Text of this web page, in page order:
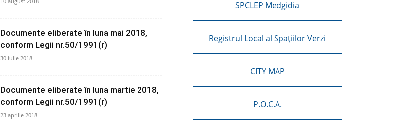
Documente eliberate în luna mai 2018,
conform Legii nr.50/1991(r)
30 iulie 2018
Documente eliberate în luna martie 2018,
conform Legii nr.50/1991(r)
23 aprilie 2018
SPCLEP Medgidia
Registrul Local al Spațiilor Verzi
CITY MAP
P.O.C.A.